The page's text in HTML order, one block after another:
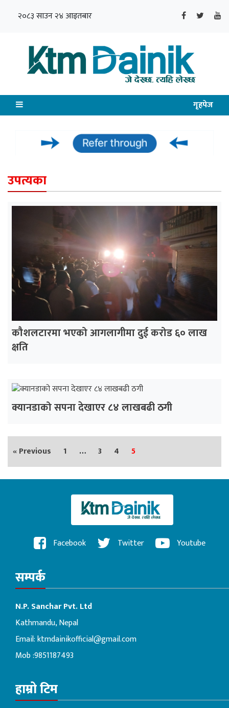
२०८३ साउन २४ आइतबार
गृहपेज
उपत्यका
कौशलटारमा भएको आगलागीमा दुई करोड ६० लाख
क्षति
क्यानडाको सपना देखाएर ८४ लाखबढी ठगी
« Previous 1 … 3 4 5
Facebook Twitter Youtube
सम्पर्क
N.P. Sanchar Pvt. Ltd
Kathmandu, Nepal
Email:ktmdainikofficial@gmail.com
Mob :9851187493
हाम्रो टिम